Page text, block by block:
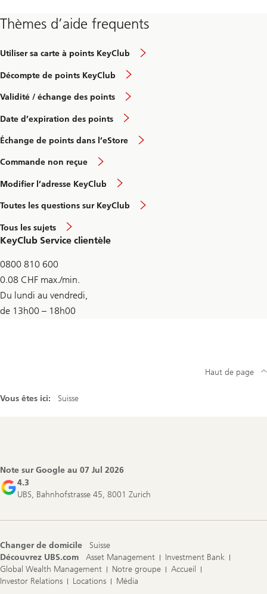
Thèmes d’aide frequents
Utiliser sa carte à points KeyClub
Décompte de points KeyClub
Validité / échange des points
Date d’expiration des points
Échange de points dans l’eStore
Commande non reçue
Modifier l’adresse KeyClub
Toutes les questions sur KeyClub
Tous les sujets
KeyClub Service clientèle
0800 810 600
0.08 CHF max./min.
Du lundi au vendredi,
de 13h00 – 18h00
Vous êtes ici: Suisse
Haut de page
Note sur Google au 07 Jul 2026
4.3
UBS, Bahnhofstrasse 45, 8001 Zurich
Changer de domicile
Suisse
Découvrez UBS.com
Asset Management
Investment Bank
Global Wealth Management
Notre groupe
Accueil
Investor Relations
Locations Média